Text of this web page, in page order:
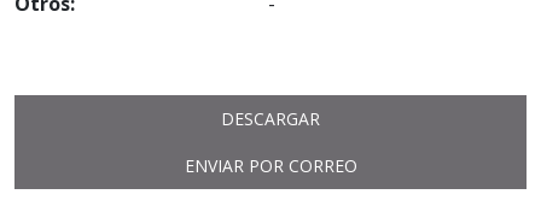
DESCARGAR
ENVIAR POR CORREO